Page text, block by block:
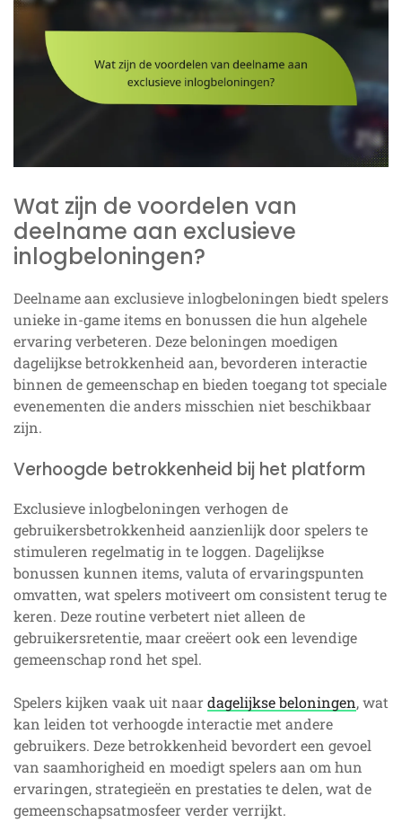
Wat zijn de voordelen van
deelname aan exclusieve
inlogbeloningen?
Deelname aan exclusieve inlogbeloningen biedt spelers
unieke in-game items en bonussen die hun algehele
ervaring verbeteren. Deze beloningen moedigen
dagelijkse betrokkenheid aan, bevorderen interactie
binnen de gemeenschap en bieden toegang tot speciale
evenementen die anders misschien niet beschikbaar
zijn.
Verhoogde betrokkenheid bij het platform
Exclusieve inlogbeloningen verhogen de
gebruikersbetrokkenheid aanzienlijk door spelers te
stimuleren regelmatig in te loggen. Dagelijkse
bonussen kunnen items, valuta of ervaringspunten
omvatten, wat spelers motiveert om consistent terug te
keren. Deze routine verbetert niet alleen de
gebruikersretentie, maar creëert ook een levendige
gemeenschap rond het spel.
Spelers kijken vaak uit naardagelijkse beloningen, wat
kan leiden tot verhoogde interactie met andere
gebruikers. Deze betrokkenheid bevordert een gevoel
van saamhorigheid en moedigt spelers aan om hun
ervaringen, strategieën en prestaties te delen, wat de
gemeenschapsatmosfeer verder verrijkt.